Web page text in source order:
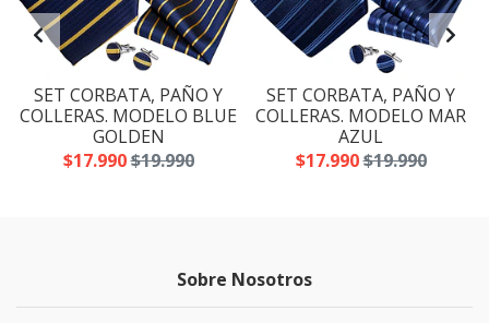
SET CORBATA, PAÑO Y
COLLERAS. MODELO BLUE
GOLDEN
$17.990$19.990
SET CORBATA, PAÑO Y
COLLERAS. MODELO MAR
AZUL
$17.990$19.990
Sobre Nosotros